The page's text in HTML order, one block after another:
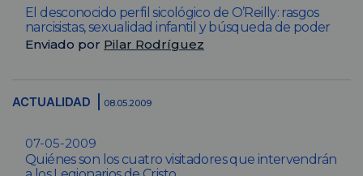
El desconocido perfil sicológico de O’Reilly: rasgos
narcisistas, sexualidad infantil y búsqueda de poder
Enviado por Pilar Rodríguez
ACTUALIDAD 08.05.2009
07-05-2009
Quiénes son los cuatro visitadores que intervendrán